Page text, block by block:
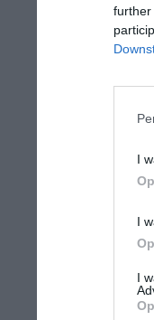
further
I
I
I